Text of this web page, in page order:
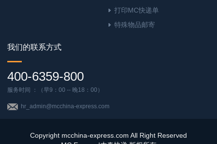
打印MC快递单
特殊物品邮寄
我们的联系方式
400-6359-800
服务时间 ：（早9：00 -- 晚18：00）
hr_admin@mcchina-express.com
Copyright mcchina-express.com All Right Reserved